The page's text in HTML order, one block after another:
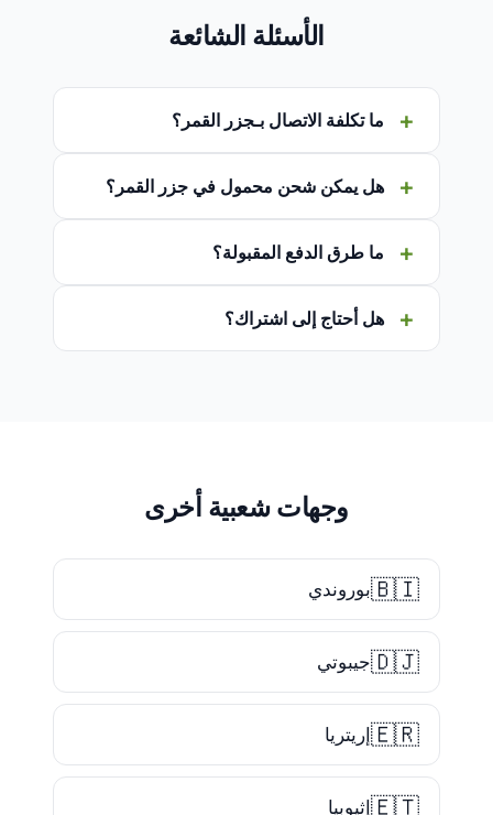
الأسئلة الشائعة
ما تكلفة الاتصال بـجزر القمر؟
هل يمكن شحن محمول في جزر القمر؟
ما طرق الدفع المقبولة؟
هل أحتاج إلى اشتراك؟
وجهات شعبية أخرى
🇧🇮بوروندي
🇩🇯جيبوتي
🇪🇷 إريتريا
🇪🇹 إثيوبيا